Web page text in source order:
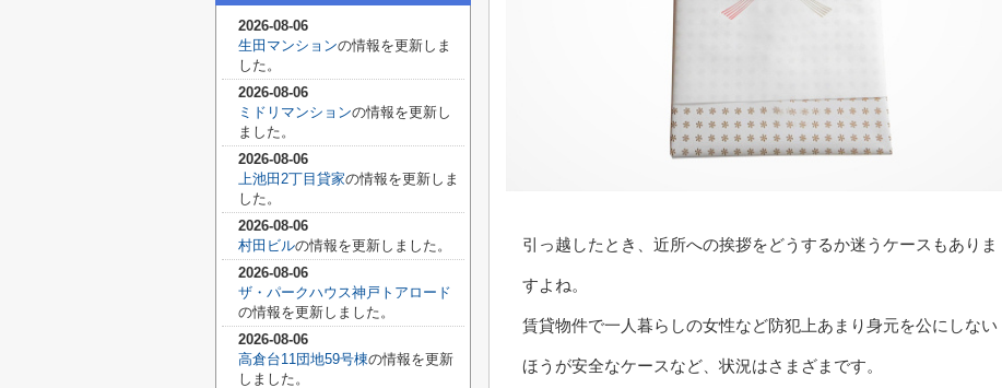
引っ越したとき、近所への挨拶をどうするか迷うケースもありま
すよね。
賃貸物件で一人暮らしの女性など防犯上あまり身元を公にしない
ほうが安全なケースなど、状況はさまざまです。
2026-08-06
生田マンションの情報を更新しま
した。
2026-08-06
ミドリマンションの情報を更新し
ました。
2026-08-06
上池田2丁目貸家の情報を更新しま
した。
2026-08-06
村田ビルの情報を更新しました。
2026-08-06
ザ・パークハウス神戸トアロード
の情報を更新しました。
2026-08-06
高倉台11団地59号棟の情報を更新
しました。